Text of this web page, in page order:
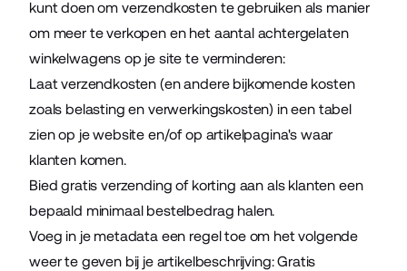
kunt doen om verzendkosten te gebruiken als manier
om meer te verkopen en het aantal achtergelaten
winkelwagens op je site te verminderen:
Laat verzendkosten (en andere bijkomende kosten
zoals belasting en verwerkingskosten) in een tabel
zien op je website en/of op artikelpagina's waar
klanten komen.
Bied gratis verzending of korting aan als klanten een
bepaald minimaal bestelbedrag halen.
Voeg in je metadata een regel toe om het volgende
weer te geven bij je artikelbeschrijving: Gratis